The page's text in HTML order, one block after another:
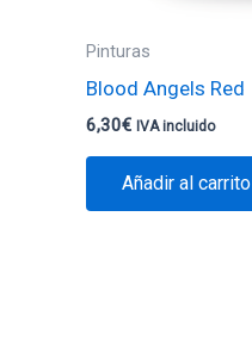
Pinturas
Blood Angels Red
6,30€ IVA incluido
Añadir al carrito